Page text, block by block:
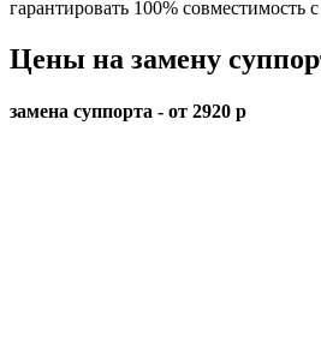
гарантировать 100% совместимость
Цены на замену
замена суппорта - от 2920 р